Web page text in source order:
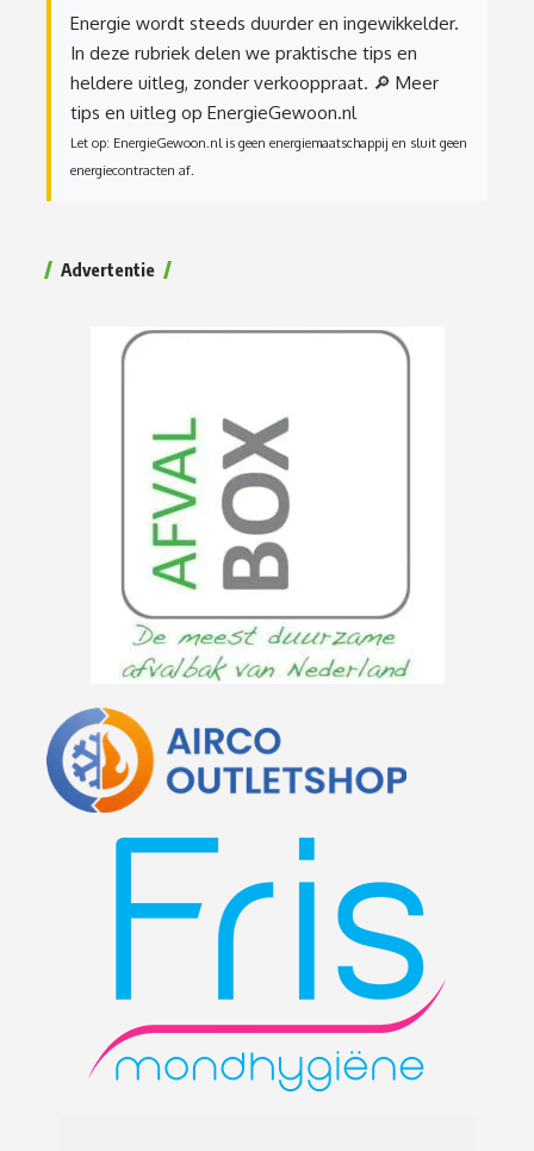
Energie wordt steeds duurder en ingewikkelder.
In deze rubriek delen we praktische tips en
heldere uitleg, zonder verkooppraat. 🔎 Meer
tips en uitleg op EnergieGewoon.nl
Let op: EnergieGewoon.nl is geen energiemaatschappij en sluit geen
energiecontracten af.
Advertentie